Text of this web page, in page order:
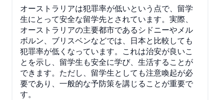
オーストラリアは犯罪率が低いという点で、留学
生にとって安全な留学先とされています。実際、
オーストラリアの主要都市であるシドニーやメル
ボルン、ブリスベンなどでは、日本と比較しても
犯罪率が低くなっています。これは治安が良いこ
とを示し、留学生も安全に学び、生活することが
できます。ただし、留学生としても注意喚起が必
要であり、一般的な予防策を講じることが重要で
す。